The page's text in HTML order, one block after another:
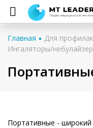
Главная
Для
Ингаляторы/
Портативные - широкий